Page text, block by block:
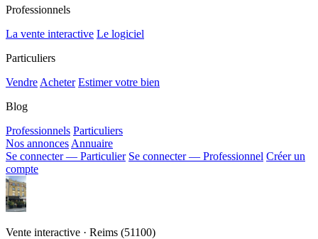
Professionnels
La vente interactive Le logiciel
Particuliers
Vendre Acheter Estimer votre bien
Blog
Professionnels Particuliers
Nos annonces Annuaire
Se connecter — Particulier Se connecter — Professionnel Créer un
compte
Vente interactive · Reims (51100)